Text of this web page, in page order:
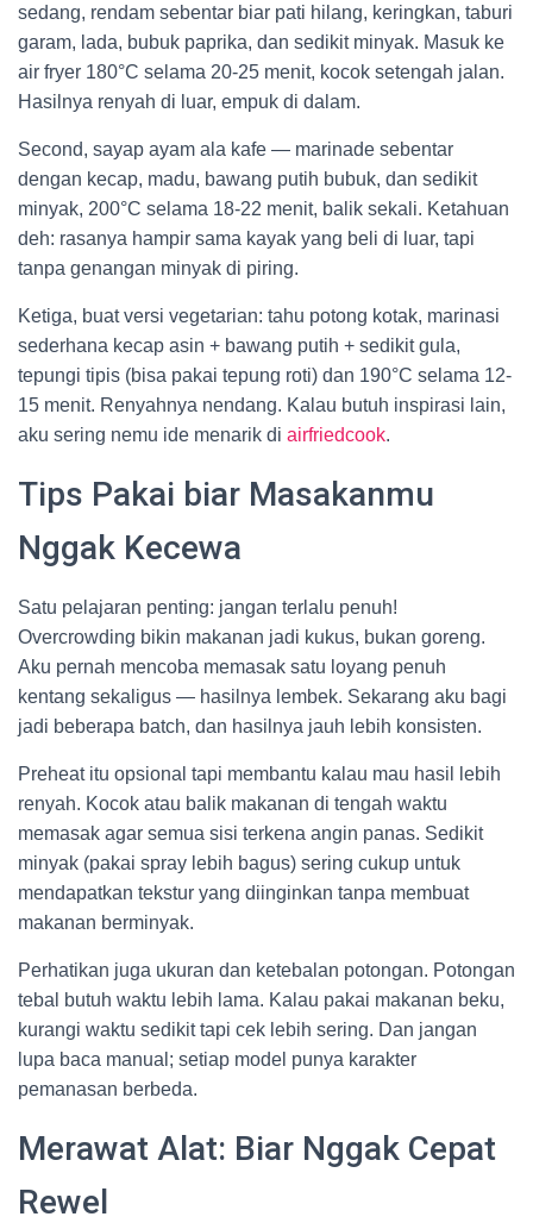
sedang, rendam sebentar biar pati hilang, keringkan, taburi
garam, lada, bubuk paprika, dan sedikit minyak. Masuk ke
air fryer 180°C selama 20-25 menit, kocok setengah jalan.
Hasilnya renyah di luar, empuk di dalam.
Second, sayap ayam ala kafe — marinade sebentar
dengan kecap, madu, bawang putih bubuk, dan sedikit
minyak, 200°C selama 18-22 menit, balik sekali. Ketahuan
deh: rasanya hampir sama kayak yang beli di luar, tapi
tanpa genangan minyak di piring.
Ketiga, buat versi vegetarian: tahu potong kotak, marinasi
sederhana kecap asin + bawang putih + sedikit gula,
tepungi tipis (bisa pakai tepung roti) dan 190°C selama 12-
15 menit. Renyahnya nendang. Kalau butuh inspirasi lain,
aku sering nemu ide menarik di airfriedcook.
Tips Pakai biar Masakanmu
Nggak Kecewa
Satu pelajaran penting: jangan terlalu penuh!
Overcrowding bikin makanan jadi kukus, bukan goreng.
Aku pernah mencoba memasak satu loyang penuh
kentang sekaligus — hasilnya lembek. Sekarang aku bagi
jadi beberapa batch, dan hasilnya jauh lebih konsisten.
Preheat itu opsional tapi membantu kalau mau hasil lebih
renyah. Kocok atau balik makanan di tengah waktu
memasak agar semua sisi terkena angin panas. Sedikit
minyak (pakai spray lebih bagus) sering cukup untuk
mendapatkan tekstur yang diinginkan tanpa membuat
makanan berminyak.
Perhatikan juga ukuran dan ketebalan potongan. Potongan
tebal butuh waktu lebih lama. Kalau pakai makanan beku,
kurangi waktu sedikit tapi cek lebih sering. Dan jangan
lupa baca manual; setiap model punya karakter
pemanasan berbeda.
Merawat Alat: Biar Nggak Cepat
Rewel